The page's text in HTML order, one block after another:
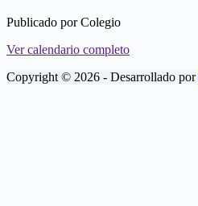
Publicado por Colegio
Ver calendario completo
Copyright © 2026 - Desarrollado por